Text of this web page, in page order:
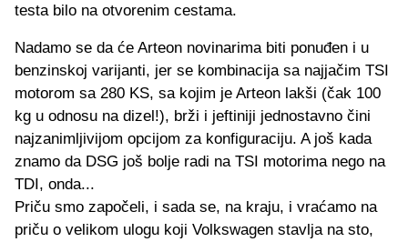
testa bilo na otvorenim cestama.
Nadamo se da će Arteon novinarima biti ponuđen i u
benzinskoj varijanti, jer se kombinacija sa najjačim TSI
motorom sa 280 KS, sa kojim je Arteon lakši (čak 100
kg u odnosu na dizel!), brži i jeftiniji jednostavno čini
najzanimljivijom opcijom za konfiguraciju. A još kada
znamo da DSG još bolje radi na TSI motorima nego na
TDI, onda...
Priču smo započeli, i sada se, na kraju, i vraćamo na
priču o velikom ulogu koji Volkswagen stavlja na sto,